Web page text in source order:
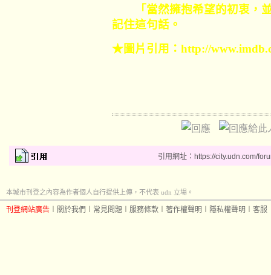
「當然擁抱希望的初衷，並
記住這句話。
★圖片引用： http://
引用網址：https://city.udn.com/
本城市刊登之內容為作者個人自行提供上傳，不代表 udn 立場。
刊登網站廣告 關於我們 常見問題 服務條款 著作權聲明 隱私權聲明 客服